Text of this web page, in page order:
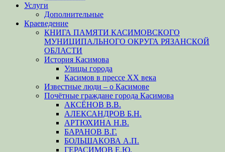
Услуги
Дополнительные
Краеведение
КНИГА ПАМЯТИ КАСИМОВСКОГО
МУНИЦИПАЛЬНОГО ОКРУГА РЯЗАНСКОЙ
ОБЛАСТИ
История Касимова
Улицы города
Касимов в прессе XX века
Известные люди – о Касимове
Почётные граждане города Касимова
АКСЁНОВ В.В.
АЛЕКСАНДРОВ Б.Н.
АРТЮХИНА Н.В.
БАРАНОВ В.Г.
БОЛЬШАКОВА А.П.
ГЕРАСИМОВ Е.Ю.